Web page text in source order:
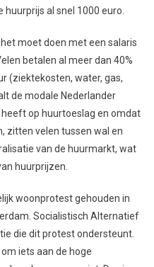
al snel 1000 euro.
moet doen met een salaris
betalen al meer dan 40%
(ziektekosten, water, gas,
de modale Nederlander
op huurtoeslag en omdat
zitten velen tussen wal en
van de huurmarkt, wat
huurprijzen.
woonprotest gehouden in
Socialistisch Alternatief
die dit protest ondersteunt.
iets aan de hoge